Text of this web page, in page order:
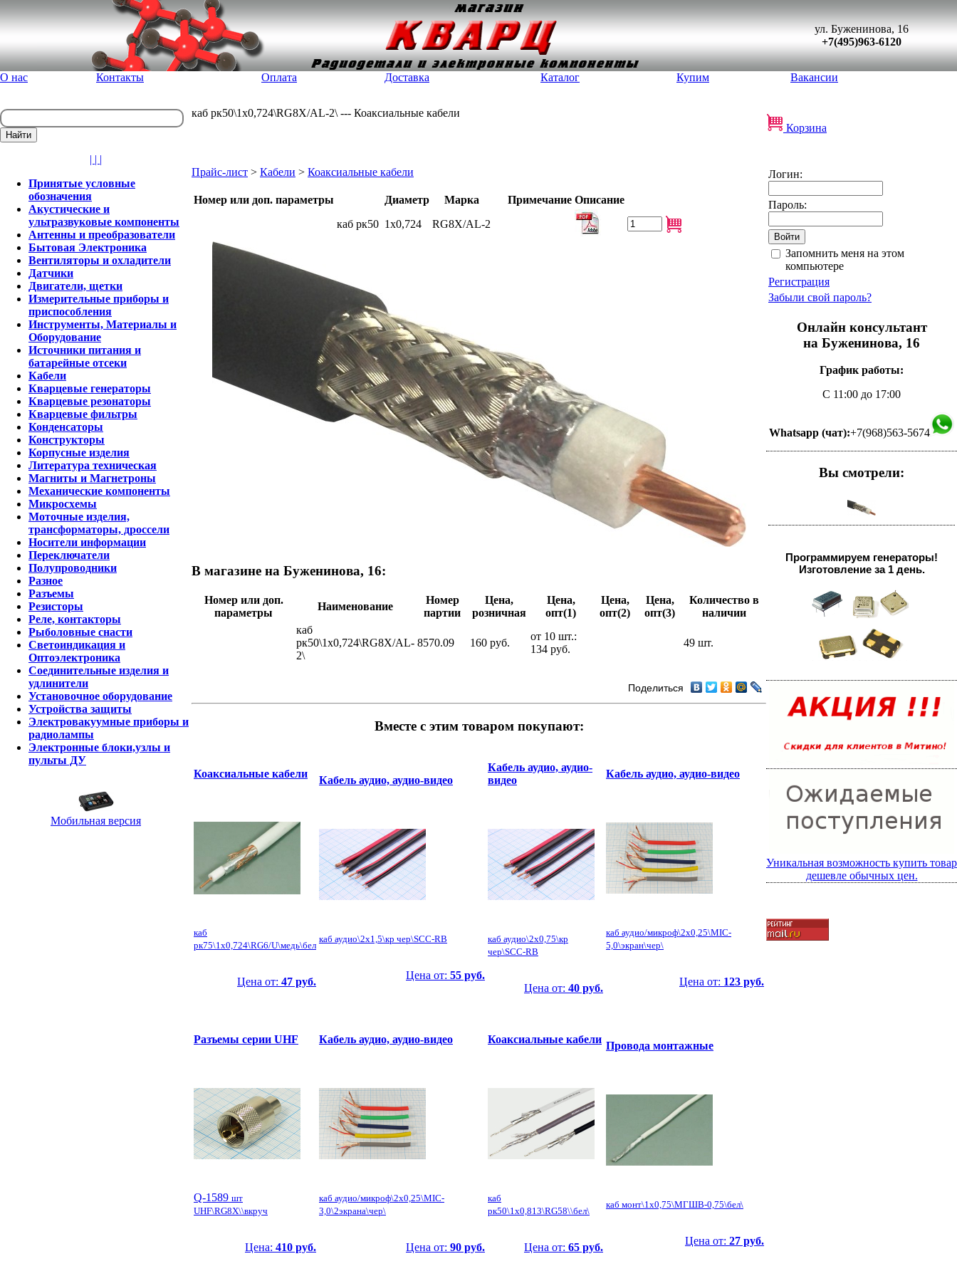
ул. Буженинова, 16
+7(495)963-6120
О нас Контакты Оплата Доставка Каталог Купим Вакансии
каб рк50\1x0,724\RG8X/AL-2\ --- Коаксиальные кабели
Корзина
| | |
Принятые условные
обозначения
Акустические и
ультразвуковые компоненты
Антенны и преобразователи
Бытовая Электроника
Вентиляторы и охладители
Датчики
Двигатели, щетки
Измерительные приборы и
приспособления
Инструменты, Материалы и
Оборудование
Источники питания и
батарейные отсеки
Кабели
Кварцевые генераторы
Кварцевые резонаторы
Кварцевые фильтры
Конденсаторы
Конструкторы
Корпусные изделия
Литература техническая
Магниты и Магнетроны
Механические компоненты
Микросхемы
Моточные изделия,
трансформаторы, дроссели
Носители информации
Переключатели
Полупроводники
Разное
Разъемы
Резисторы
Реле, контакторы
Рыболовные снасти
Светоиндикация и
Оптоэлектроника
Соединительные изделия и
удлинители
Установочное оборудование
Устройства защиты
Электровакуумные приборы и
радиолампы
Электронные блоки,узлы и
пульты ДУ
Мобильная версия
Прайс-лист > Кабели > Коаксиальные кабели
Номер или доп. параметры Диаметр Марка Примечание Описание
каб рк50 1x0,724 RG8X/AL-2
В магазине на Буженинова, 16:
Номер или доп.
параметры
Наименование
Номер
партии
Цена,
розничная
Цена,
опт(1)
Цена,
опт(2)
Цена,
опт(3)
Количество в
наличии
каб
рк50\1x0,724\RG8X/AL-
2\
8570.09 160 руб.
от 10 шт.:
134 руб.
49 шт.
Поделиться
Вместе с этим товаром покупают:
Коаксиальные кабели
каб
рк75\1x0,724\RG6/U\медь\бел
Цена от: 47 руб.
Кабель аудио, аудио-видео
каб аудио\2x1,5\кр чер\SCC-RB
Цена от: 55 руб.
Кабель аудио, аудио-
видео
каб аудио\2x0,75\кр
чер\SCC-RB
Цена от: 40 руб.
Кабель аудио, аудио-видео
каб аудио/микроф\2x0,25\MIC-
5,0\экран\чер\
Цена от: 123 руб.
Разъемы серии UHF
Q-1589 шт
UHF\RG8X\\вкруч
Цена: 410 руб.
Кабель аудио, аудио-видео
каб аудио/микроф\2x0,25\MIC-
3,0\2экрана\чер\
Цена от: 90 руб.
Коаксиальные кабели
каб
рк50\1x0,813\RG58\\бел\
Цена от: 65 руб.
Провода монтажные
каб монт\1x0,75\МГШВ-0,75\бел\
Цена от: 27 руб.
Логин:
Пароль:
Запомнить меня на этом
компьютере
Регистрация
Забыли свой пароль?
Онлайн консультант
на Буженинова, 16
График работы:
С 11:00 до 17:00
Whatsapp (чат):+7(968)563-5674
Вы смотрели:
Программируем генераторы!
Изготовление за 1 день.
Уникальная возможность купить товар
дешевле обычных цен.